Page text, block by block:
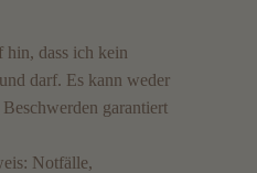
hin, dass ich kein
darf. Es kann weder
garantiert
Notfälle,